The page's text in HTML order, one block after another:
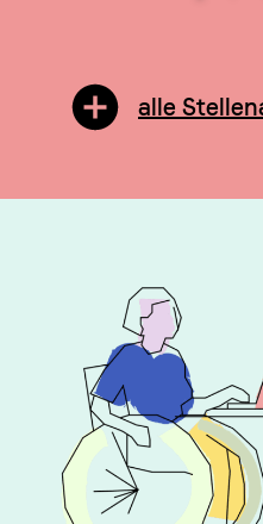
alle